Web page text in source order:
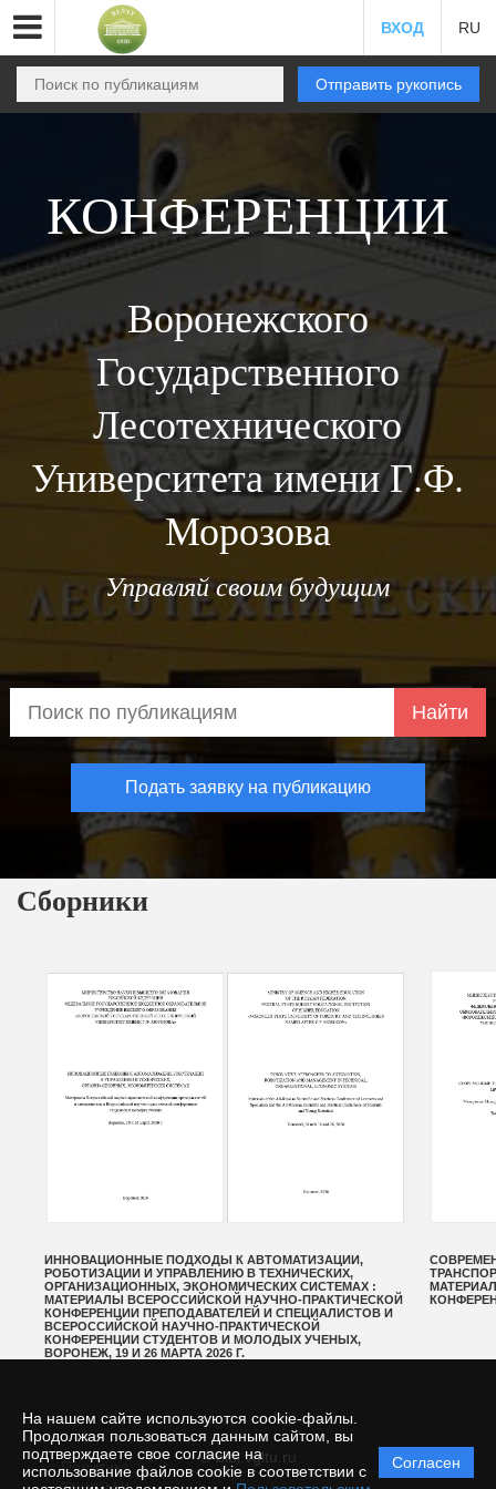
На нашем сайте используются cookie-файлы.
Продолжая пользоваться данным сайтом, вы
подтверждаете свое согласие на
использование файлов cookie в соответствии с
Согласен
ВХОД RU
Отправить рукопись
КОНФЕРЕНЦИИ
Воронежского
Государственного
Лесотехнического
Университета имени Г.Ф.
Морозова
Управляй своим будущим
Найти
Подать заявку на публикацию
Сборники
ИННОВАЦИОННЫЕ ПОДХОДЫ К АВТОМАТИЗАЦИИ,
РОБОТИЗАЦИИ И УПРАВЛЕНИЮ В ТЕХНИЧЕСКИХ,
ОРГАНИЗАЦИОННЫХ, ЭКОНОМИЧЕСКИХ СИСТЕМАХ :
МАТЕРИАЛЫ ВСЕРОССИЙСКОЙ НАУЧНО-ПРАКТИЧЕСКОЙ
КОНФЕРЕНЦИИ ПРЕПОДАВАТЕЛЕЙ И СПЕЦИАЛИСТОВ И
ВСЕРОССИЙСКОЙ НАУЧНО-ПРАКТИЧЕСКОЙ
КОНФЕРЕНЦИИ СТУДЕНТОВ И МОЛОДЫХ УЧЕНЫХ,
ВОРОНЕЖ, 19 И 26 МАРТА 2026 Г.
© bibl.vgltu.ru
Политика
защиты и